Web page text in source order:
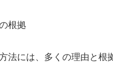
根拠
法には、多くの理由と根